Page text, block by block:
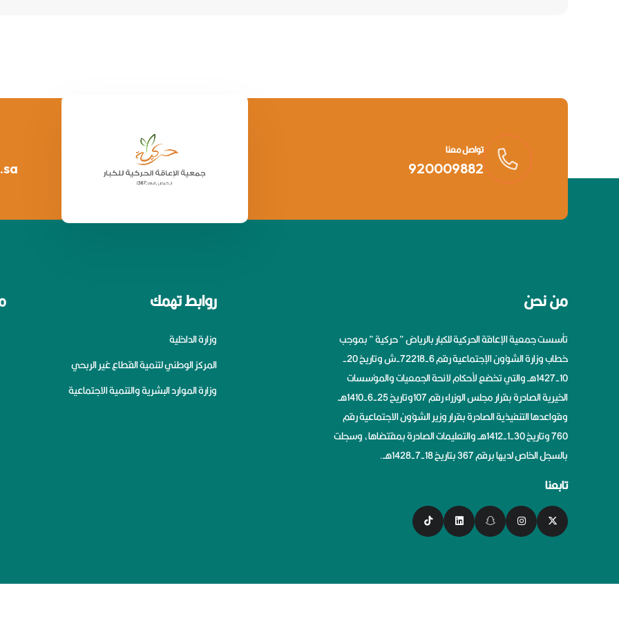
تواصل معنا
920009882
من نحن
تأسست جمعية الإعاقة الحركية للكبار بالرياض ” حركية ” بموجب
خطاب وزارة الشؤون الإجتماعية رقم 6-72218-ش وتاريخ 20-
10-1427هــ والتي تخضع لأحكام لائحة الجمعيات والمؤسسات
الخيرية الصادرة بقرار مجلس الوزراء رقم 107وتاريخ 25-6-1410هــ
وقواعدها التنفيذية الصادرة بقرار وزير الشؤون الاجتماعية رقم
760 وتاريخ 30-1-1412هــ والتعليمات الصادرة بمقتضاها، وسجلت
بالسجل الخاص لديها برقم 367 بتاريخ 18-7-1428هــ.
تابعنا
روابط تهمك
وزارة الداخلية
المركز الوطني لتنمية القطاع غير الربحي
وزارة الموارد البشرية والتنمية الاجتماعية